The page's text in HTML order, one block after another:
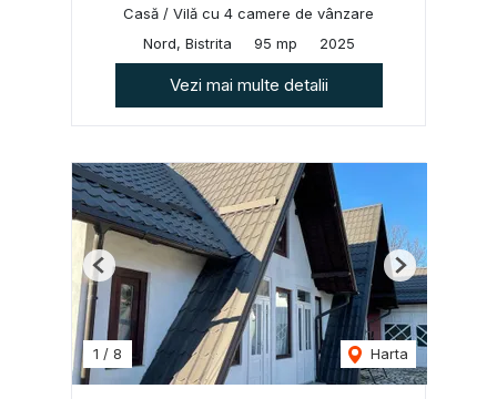
Casă / Vilă cu 4 camere de vânzare
Nord, Bistrita
95 mp 2025
Vezi mai multe detalii
1 / 8 Harta
Previous Next